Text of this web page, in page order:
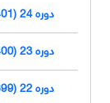
دوره 24 (1401)
دوره 23 (1400)
دوره 22 (1399)